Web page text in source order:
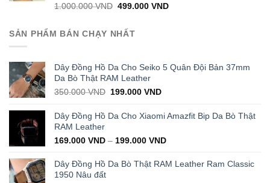
1.000.000VND Original
was:
1.000.000 VND.
499.000VNDCurrent
SẢN PHẨM BÁN CHẠY NHẤT
Dây Đồng Hồ Da Cho Seiko 5 Quân Đội Bản 37mm
Da Bò Thật RAM Leather
350.000VND Original
was:
199.000VNDCurrent
is:
199.000 VND.
Dây Đồng Hồ Da Cho Xiaomi Amazfit Bip Da Bò Thật
RAM Leather
169.000 VND – 199.000 VND
Dây Đồng Hồ Da Bò Thật RAM Leather Ram Classic
1950 Nâu đất